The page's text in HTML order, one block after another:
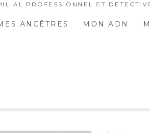
PROFESSIONNEL ET
ANCÊTRES MON ADN